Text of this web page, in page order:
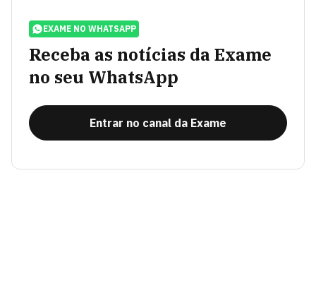
EXAME NO WHATSAPP
Receba as notícias da Exame
no seu WhatsApp
Entrar no canal da Exame